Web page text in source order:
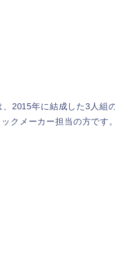
、2015年に結成した3人組
クメーカー担当の方です。